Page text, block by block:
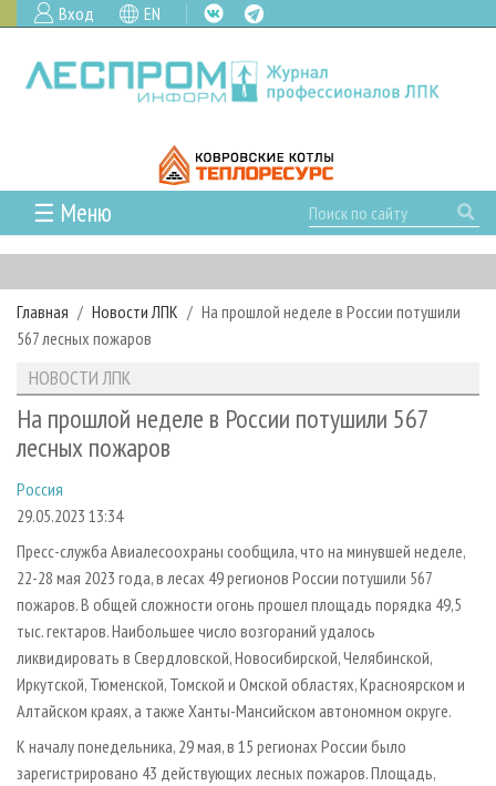
Вход EN
☰ Меню
ГЛАВНАЯ
РУБРИКИ И ТЕМЫ
РУБРИКИ ЖУРНАЛА
ЛЕСОЗАГОТОВКА
ЛЕСОПИЛЕНИЕ
СУШКА ДРЕВЕСИНЫ
ПРОИЗВОДСТВО ДРЕВЕСНЫХ ПЛИТ
ДЕРЕВЯННОЕ ДОМОСТРОЕНИЕ
ПРОИЗВОДСТВО МЕБЕЛИ
БИОЭНЕРГЕТИКА
ЦБП
НОВОСТИ
НОВОСТИ ЛПК
НОВОСТИ ЖУРНАЛА
ПРОЕКТЫ ЛПИ
АНАЛИТИКА
ПРЕДПРИЯТИЯ ЛПК
ПЕРСОНЫ
МОБИЛЬНЫЕ ВЫСТАВКИ
ОФИЦИАЛЬНЫЕ ДЕЛЕГАЦИИ
ПРИОРИТЕТНЫЕ ИНВЕСТПРОЕКТЫ
RUSSIAN FORESTRY REVIEW
ГАЗЕТА ЛЕСПРОМФОРУМ
БИБЛИОТЕКА СПЕЦИАЛИСТА
АРХИВ ЖУРНАЛОВ
О ЖУРНАЛЕ
КОНТАКТЫ
РЕКЛАМОДАТЕЛЯМ
РЕКЛАМА
РЕКЛАМА НА САЙТЕ
Главная Новости ЛПК
На прошлой неделе в России потушили
567 лесных пожаров
НОВОСТИ ЛПК
На прошлой неделе в России потушили 567
лесных пожаров
Россия
29.05.2023 13:34
Пресс-служба Авиалесоохраны сообщила, что на минувшей неделе,
22-28 мая 2023 года, в лесах 49 регионов России потушили 567
пожаров. В общей сложности огонь прошел площадь порядка 49,5
тыс. гектаров. Наибольшее число возгораний удалось
ликвидировать в Свердловской, Новосибирской, Челябинской,
Иркутской, Тюменской, Томской и Омской областях, Красноярском и
Алтайском краях, а также Ханты-Мансийском автономном округе.
К началу понедельника, 29 мая, в 15 регионах России было
зарегистрировано 43 действующих лесных пожаров. Площадь,